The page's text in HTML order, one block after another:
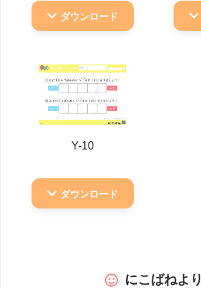
ダウンロード
Y-10
ダウンロード
にこばねより